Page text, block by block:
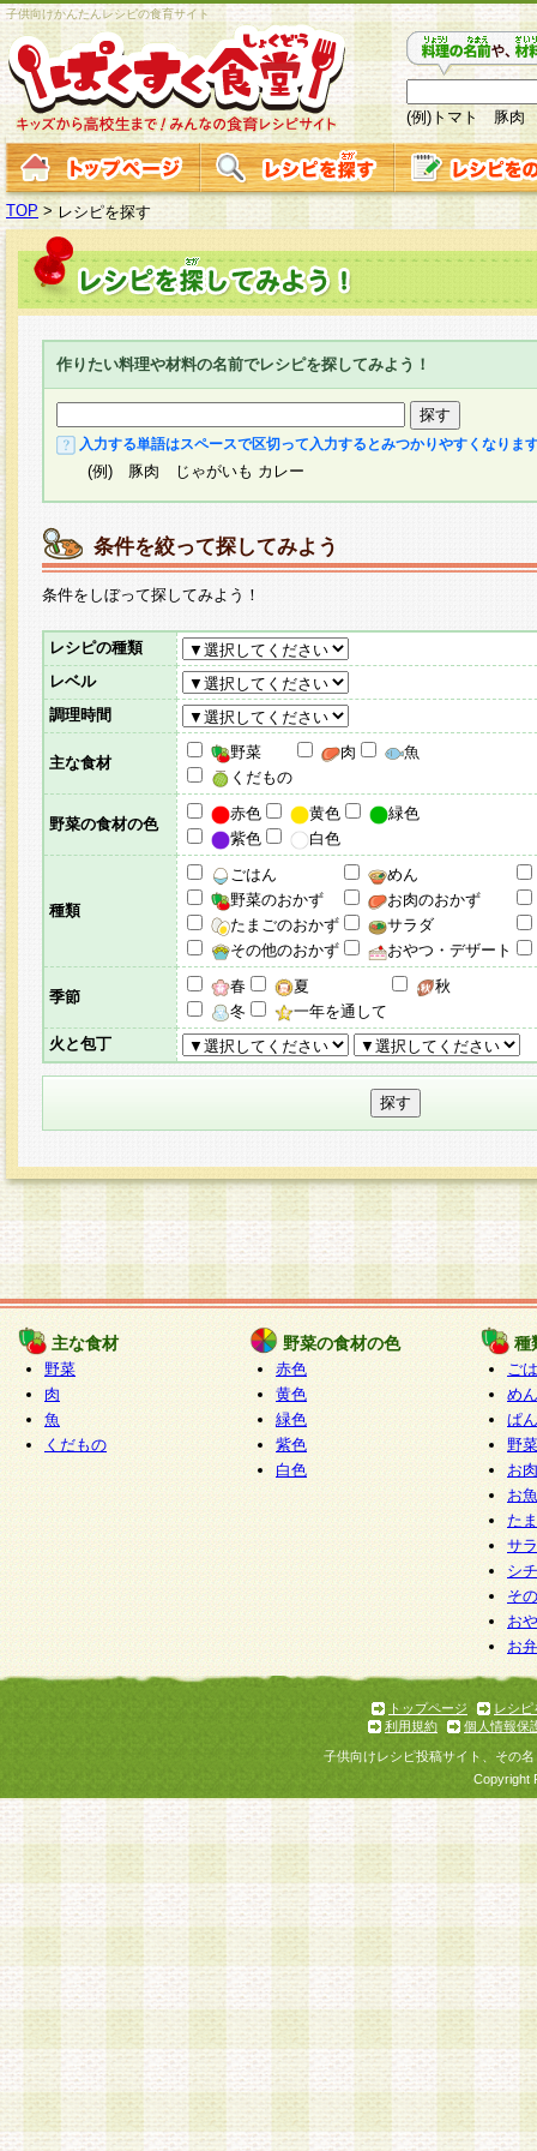
子供向けかんたんレシピの食育サイト
(例)トマト 豚肉
TOP > レシピを探す
作りたい料理や材料の名前でレシピを探してみよう！
入力する単語はスペースで区切って入力するとみつかりやすくなりま
(例) 豚肉 じゃがいも カレー
条件を絞って探してみよう
条件をしぼって探してみよう！
レシピの種類
レベル
調理時間
主な食材
野菜 肉
魚
くだもの
野菜の食材の色
赤色 黄色
緑色
紫色
白色
種類
ごはん
めん
野菜のおかず
お肉のおかず
たまごのおかず
サラダ
その他のおかず
おやつ・デザート
季節
春 夏
秋
冬
一年を通して
火と包丁
主な食材
野菜
肉
魚
くだもの
野菜の食材の色
赤色
黄色
緑色
紫色
白色
種
ご
めん
ぱん
野
お
お
た
サ
シ
そ
お
お
トップページ
レシピ
利用規約
個人情報保
子供向けレシピ投稿サイト、その
Copyright